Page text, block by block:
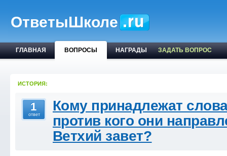
ОтветыШколе
ГЛАВНАЯ ВОПРОСЫ НАГРАДЫ ЗАДАТЬ ВОПРОС
ИСТОРИЯ:
1
ответ
Кому принадлежат
против кого они
Ветхий завет?